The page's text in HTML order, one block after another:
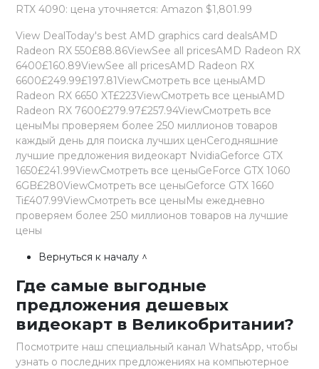
RTX 4090: цена уточняется: Amazon $1,801.99
View DealToday's best AMD graphics card dealsAMD
Radeon RX 550£88.86ViewSee all pricesAMD Radeon RX
6400£160.89ViewSee all pricesAMD Radeon RX
6600£249.99£197.81ViewСмотреть все ценыAMD
Radeon RX 6650 XT£223ViewСмотреть все ценыAMD
Radeon RX 7600£279.97£257.94ViewСмотреть все
ценыМы проверяем более 250 миллионов товаров
каждый день для поиска лучших ценСегодняшние
лучшие предложения видеокарт NvidiaGeforce GTX
1650£241.99ViewСмотреть все ценыGeForce GTX 1060
6GB£280ViewСмотреть все ценыGeforce GTX 1660
Ti£407.99ViewСмотреть все ценыМы ежедневно
проверяем более 250 миллионов товаров на лучшие
цены
Вернуться к началу ^
Где самые выгодные
предложения дешевых
видеокарт в Великобритании?
Посмотрите наш специальный канал WhatsApp, чтобы
узнать о последних предложениях на компьютерное